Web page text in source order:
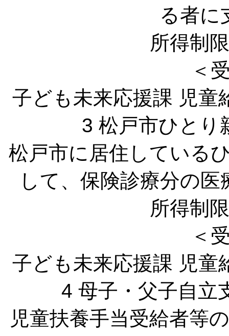
る者に
所得制
＜
子ども未来応援課 児童
3 松戸市ひとり
松戸市に居住している
して、保険診療分の
所得制
＜
子ども未来応援課 児童
4 母子・父子自立
児童扶養手当受給者等